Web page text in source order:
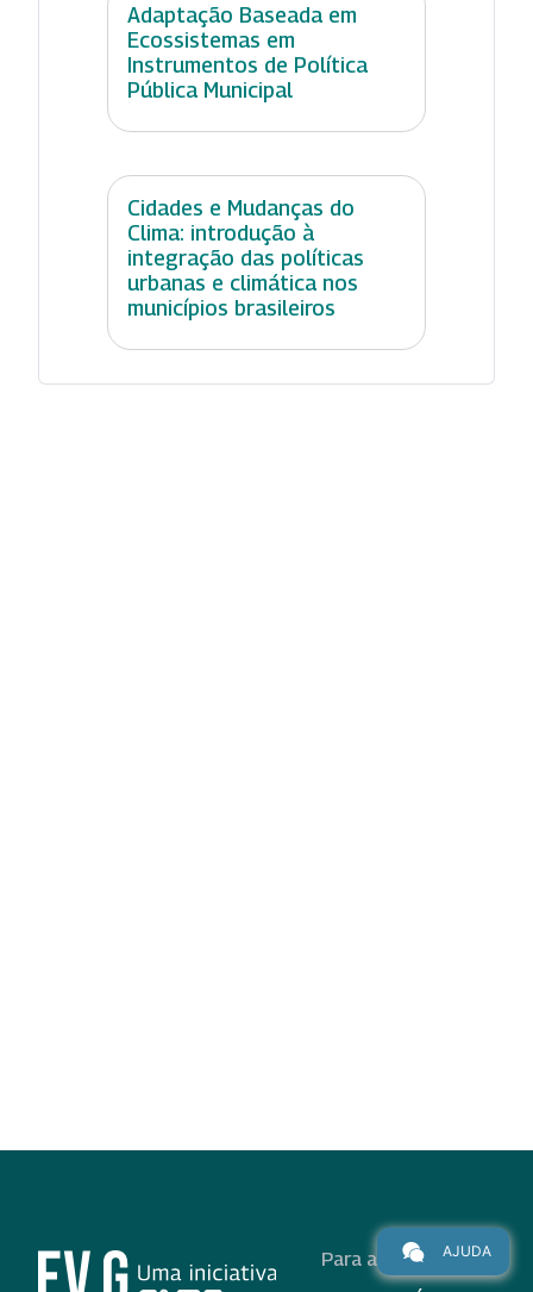
Adaptação Baseada em
Ecossistemas em
Instrumentos de Política
Pública Municipal
Cidades e Mudanças do
Clima: introdução à
integração das políticas
urbanas e climática nos
municípios brasileiros
Para alunos
AJUDA